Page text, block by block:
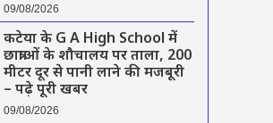
09/08/2026
कटेया के G A High School में
छात्राओं के शौचालय पर ताला, 200
मीटर दूर से पानी लाने की मजबूरी
– पढ़े पूरी खबर
09/08/2026